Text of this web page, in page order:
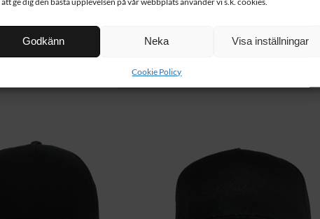
Godkänn Neka Visa inställningar
Cookie Policy
NYHET!